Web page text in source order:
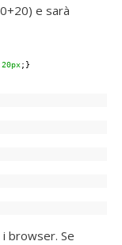
e sarà
20px;}
browser. Se